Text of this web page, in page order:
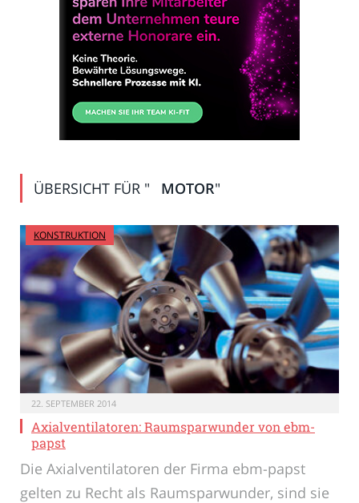
ÜBERSICHT FÜR " MOTOR"
KONSTRUKTION
22. SEPTEMBER 2014
Axialventilatoren: Raumsparwunder von ebm-
papst
Die Axialventilatoren der Firma ebm-papst
gelten zu Recht als Raumsparwunder, sind sie